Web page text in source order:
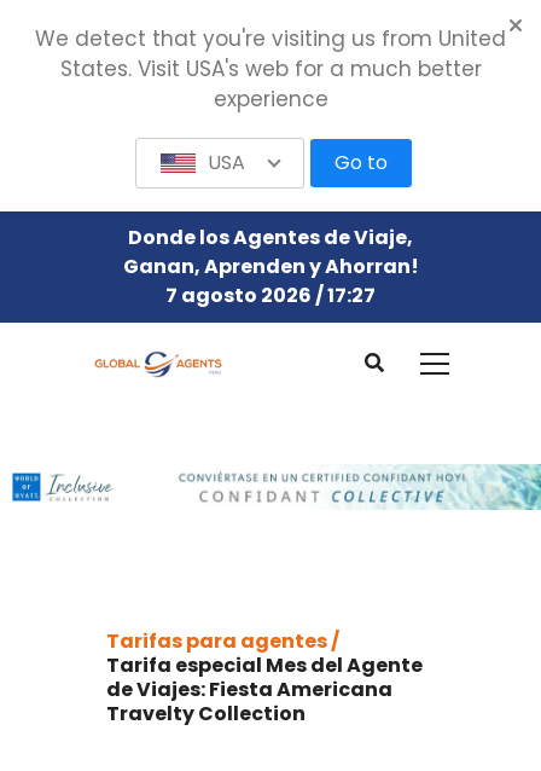
Donde los Agentes de Viaje,
Ganan, Aprenden y Ahorran!
7 agosto 2026 / 17:27
Tarifas para agentes /
Tarifa especial Mes del Agente
de Viajes: Fiesta Americana
Travelty Collection
We detect that you're visiting us from United
States. Visit USA's web for a much better
experience
USA Go to